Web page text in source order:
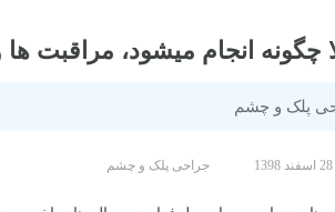
چگونه انجام میشود، مراقبت
پلک و چشم
28 اسفند 1398 جراحی پلک و چشم